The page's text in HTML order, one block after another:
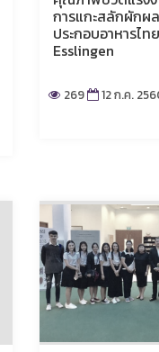
การแกะสลักผักผ
ประกอบอาหารไ
Esslingen
269 12 ก.ค.